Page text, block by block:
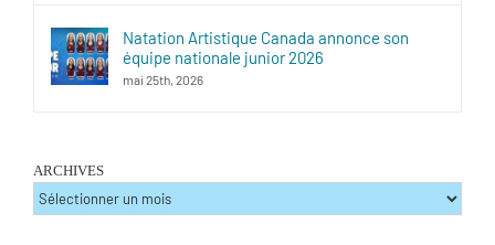
Natation Artistique Canada annonce son
équipe nationale junior 2026
mai 25th, 2026
ARCHIVES
ARCHIVES